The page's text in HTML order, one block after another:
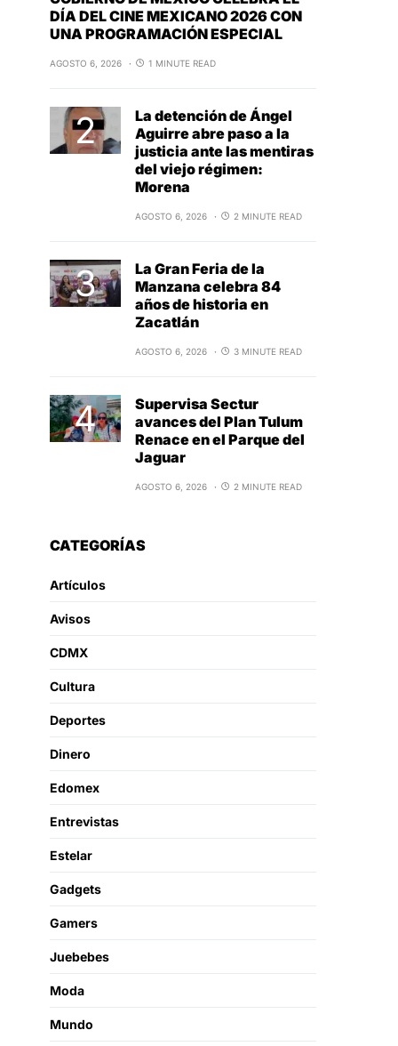
DÍA DEL CINE MEXICANO 2026 CON
UNA PROGRAMACIÓN ESPECIAL
AGOSTO 6, 2026 1 MINUTE READ
La detención de Ángel
Aguirre abre paso a la
justicia ante las mentiras
del viejo régimen:
Morena
AGOSTO 6, 2026 2 MINUTE READ
La Gran Feria de la
Manzana celebra 84
años de historia en
Zacatlán
AGOSTO 6, 2026 3 MINUTE READ
Supervisa Sectur
avances del Plan Tulum
Renace en el Parque del
Jaguar
AGOSTO 6, 2026 2 MINUTE READ
CATEGORÍAS
Artículos
Avisos
CDMX
Cultura
Deportes
Dinero
Edomex
Entrevistas
Estelar
Gadgets
Gamers
Juebebes
Moda
Mundo